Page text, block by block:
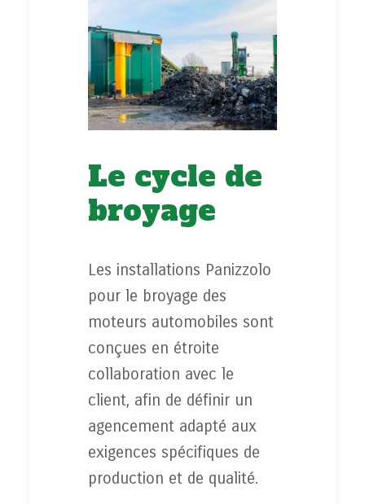
Le cycle de
broyage
Les installations Panizzolo
pour le broyage des
moteurs automobiles sont
conçues en étroite
collaboration avec le
client, afin de définir un
agencement adapté aux
exigences spécifiques de
production et de qualité.